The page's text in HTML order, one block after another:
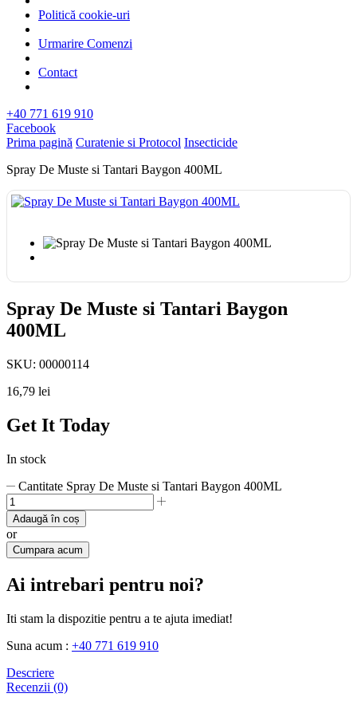
Politică cookie-uri
Urmarire Comenzi
Contact
+40 771 619 910
Facebook
Prima pagină Curatenie si Protocol Insecticide
Spray De Muste si Tantari Baygon 400ML
Spray De Muste si Tantari Baygon
400ML
SKU: 00000114
16,79 lei
Get It Today
In stock
Cantitate Spray De Muste si Tantari Baygon 400ML
Adaugă în coș
or
Cumpara acum
Ai intrebari pentru noi?
Iti stam la dispozitie pentru a te ajuta imediat!
Suna acum : +40 771 619 910
Descriere
Recenzii (0)